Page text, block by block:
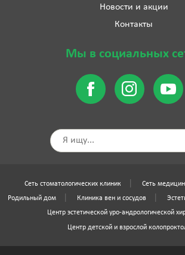
Новости и акции
Контакты
Мы в социальных
Сеть стоматологических клиник Сеть
Родильный дом Клиника вен и сосудов
Центр эстетической уро-андрологической
Центр детской и взрослой